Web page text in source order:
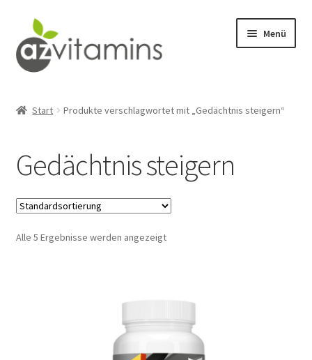
Navigation
springen
Zum
Inhalt
springen
Menü
Wohlbefinden
Stresslinderung
Abnehmen
Start Produkte verschlagwortet mit „Gedächtnis steigern“
Gedächtnis steigern
Alle 5 Ergebnisse werden angezeigt